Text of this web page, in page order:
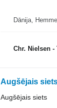
Dānija,
Chr. Nielsen -
Augšējais
Augšējais siets